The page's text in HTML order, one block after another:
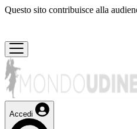
Questo sito contribuisce alla
Accedi